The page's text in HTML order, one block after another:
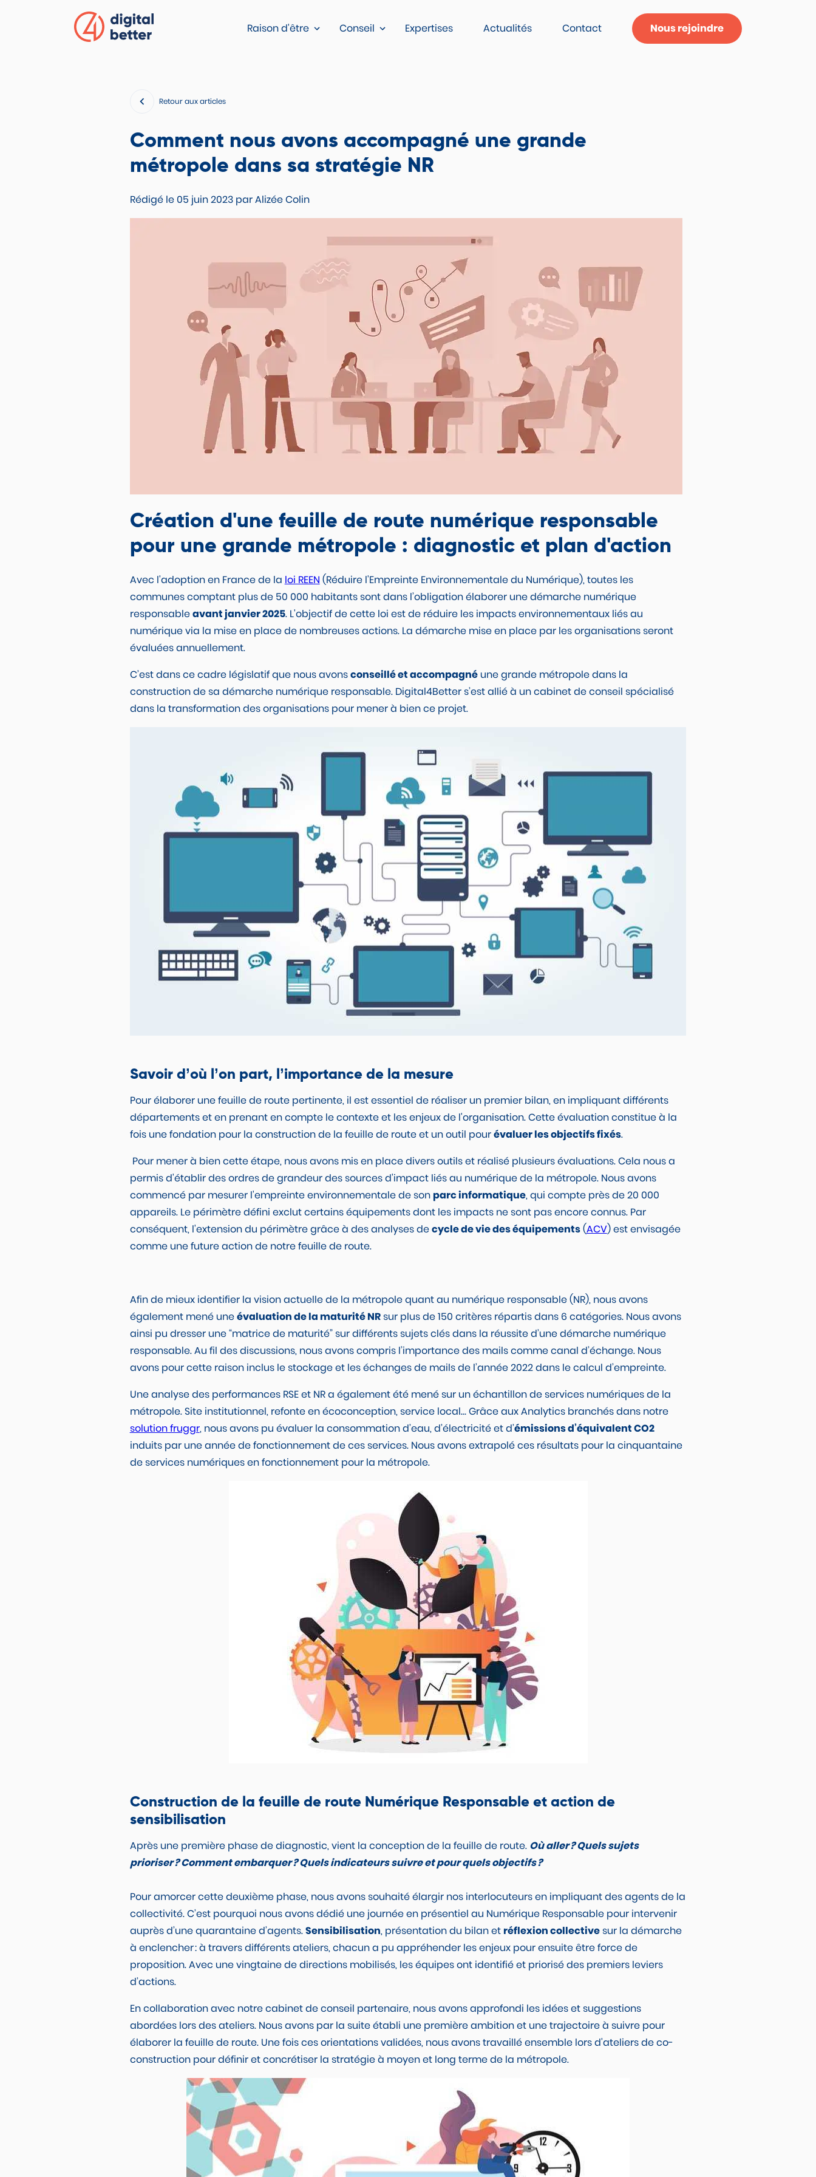
Raison d'être Conseil Expertises Actualités Contact Nous rejoindre
Retour aux articles
Comment nous avons accompagné une grande
métropole dans sa stratégie NR
Rédigé le 05 juin 2023parAlizée Colin
Création d'une feuille de route numérique responsable
pour une grande métropole : diagnostic et plan d'action
Avec l'adoption en France de la loi REEN (Réduire l'Empreinte Environnementale du Numérique), toutes les
communes comptant plus de 50 000 habitants sont dans l’obligation élaborer une démarche numérique
responsableavant janvier 2025. L'objectif de cette loi est de réduire les impacts environnementaux liés au
numérique via la mise en place de nombreuses actions. La démarche mise en place par les organisations seront
évaluées annuellement.
C’est dans ce cadre législatif que nous avonsconseillé et accompagnéune grande métropole dans la
construction de sa démarche numérique responsable. Digital4Better s’est allié à un cabinet de conseil spécialisé
dans la transformation des organisations pour mener à bien ce projet.
Savoir d’où l’on part, l’importance de la mesure
Pour élaborer une feuille de route pertinente, il est essentiel de réaliser un premier bilan, en impliquant différents
départements et en prenant en compte le contexte et les enjeux de l'organisation. Cette évaluation constitue à la
fois une fondation pour la construction de la feuille de route et un outil pourévaluer les objectifs fixés.
Pour mener à bien cette étape, nous avons mis en place divers outils et réalisé plusieurs évaluations. Cela nous a
permis d'établir des ordres de grandeur des sources d'impact liés au numérique de la métropole. Nous avons
commencé par mesurer l'empreinte environnementale de son parc informatique, qui compte près de 20 000
appareils. Le périmètre défini exclut certains équipements dont les impacts ne sont pas encore connus. Par
conséquent, l'extension du périmètre grâce à des analyses decycle de vie des équipements(ACV) est envisagée
comme une future action de notre feuille de route.
Afin de mieux identifier la vision actuelle de la métropole quant au numérique responsable (NR), nous avons
également mené uneévaluation de la maturité NRsur plus de 150 critères répartis dans 6 catégories. Nous avons
ainsi pu dresser une “matrice de maturité” sur différents sujets clés dans la réussite d’une démarche numérique
responsable. Au fil des discussions, nous avons compris l’importance des mails comme canal d’échange. Nous
avons pour cette raison inclus le stockage et les échanges de mails de l’année 2022 dans le calcul d’empreinte.
Une analyse des performances RSE et NR a également été mené sur un échantillon de services numériques de la
métropole. Site institutionnel, refonte en écoconception, service local… Grâce aux Analytics branchés dans notre
solution fruggr, nous avons pu évaluer la consommation d’eau, d’électricité et d’émissions d’équivalent CO2
induits par une année de fonctionnement de ces services. Nous avons extrapolé ces résultats pour la cinquantaine
de services numériques en fonctionnement pour la métropole.
Construction de la feuille de route Numérique Responsable et action de
sensibilisation
Après une première phase de diagnostic, vient la conception de la feuille de route. Où aller ? Quels sujets
prioriser ? Comment embarquer ? Quels indicateurs suivre et pour quels objectifs ?
Pour amorcer cette deuxième phase, nous avons souhaité élargir nos interlocuteurs en impliquant des agents de la
collectivité. C’est pourquoi nous avons dédié une journée en présentiel au Numérique Responsable pour intervenir
auprès d’une quarantaine d’agents.Sensibilisation, présentation du bilan et réflexion collectivesur la démarche
à enclencher : à travers différents ateliers, chacun a pu appréhender les enjeux pour ensuite être force de
proposition. Avec une vingtaine de directions mobilisés, les équipes ont identifié et priorisé des premiers leviers
d’actions.
En collaboration avec notre cabinet de conseil partenaire, nous avons approfondi les idées et suggestions
abordées lors des ateliers. Nous avons par la suite établi une première ambition et une trajectoire à suivre pour
élaborer la feuille de route. Une fois ces orientations validées, nous avons travaillé ensemble lors d'ateliers de co-
construction pour définir et concrétiser la stratégie à moyen et long terme de la métropole.